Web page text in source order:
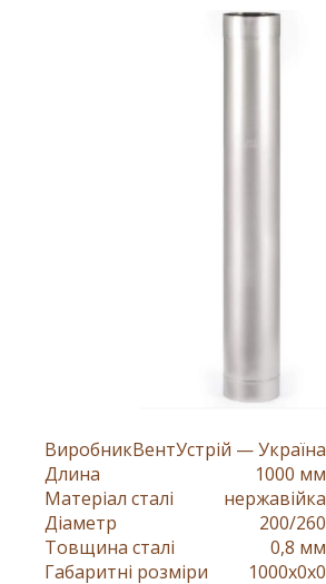
ВиробникВентУстрій — Україна
Длина
1000 мм
Матеріал сталі
нержавійка
Діаметр
200/260
Товщина сталі
0,8 мм
Габаритні розміри
1000x0x0